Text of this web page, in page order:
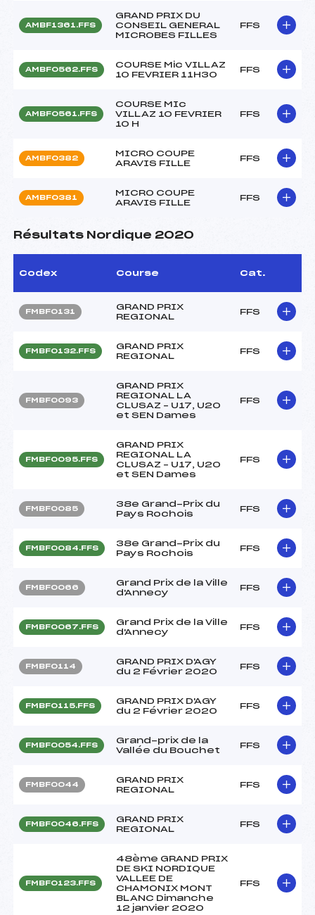
AMBF1361.FFS
GRAND PRIX DU
CONSEIL GENERAL
MICROBES FILLES
FFS
AMBF0562.FFS
COURSE Mic VILLAZ
10 FEVRIER 11H30
FFS
AMBF0561.FFS
COURSE MIc
VILLAZ 10 FEVRIER
10 H
FFS
AMBF0382
MICRO COUPE
ARAVIS FILLE
FFS
AMBF0381
MICRO COUPE
ARAVIS FILLE
FFS
Résultats Nordique 2020
Codex Course Cat.
FMBF0131
GRAND PRIX
REGIONAL
FFS
FMBF0132.FFS
GRAND PRIX
REGIONAL
FFS
FMBF0093
GRAND PRIX
REGIONAL LA
CLUSAZ – U17, U20
et SEN Dames
FFS
FMBF0095.FFS
GRAND PRIX
REGIONAL LA
CLUSAZ – U17, U20
et SEN Dames
FFS
FMBF0085
38e Grand-Prix du
Pays Rochois
FFS
FMBF0084.FFS
38e Grand-Prix du
Pays Rochois
FFS
FMBF0066
Grand Prix de la Ville
d'Annecy
FFS
FMBF0067.FFS
Grand Prix de la Ville
d'Annecy
FFS
FMBF0114
GRAND PRIX D'AGY
du 2 Février 2020
FFS
FMBF0115.FFS
GRAND PRIX D'AGY
du 2 Février 2020
FFS
FMBF0054.FFS
Grand-prix de la
Vallée du Bouchet
FFS
FMBF0044
GRAND PRIX
REGIONAL
FFS
FMBF0046.FFS
GRAND PRIX
REGIONAL
FFS
FMBF0123.FFS
48ème GRAND PRIX
DE SKI NORDIQUE
VALLEE DE
CHAMONIX MONT
BLANC Dimanche
12 janvier 2020
FFS